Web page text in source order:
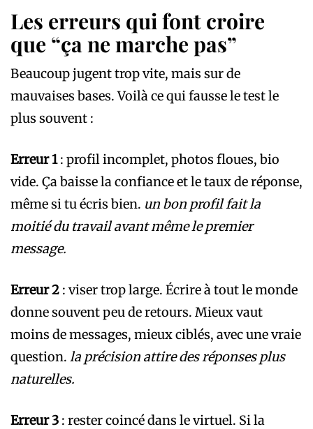
Les erreurs qui font croire
que “ça ne marche pas”
Beaucoup jugent trop vite, mais sur de
mauvaises bases. Voilà ce qui fausse le test le
plus souvent :
Erreur 1: profil incomplet, photos floues, bio
vide. Ça baisse la confiance et le taux de réponse,
même si tu écris bien. un bon profil fait la
moitié du travail avant même le premier
message.
Erreur 2 : viser trop large. Écrire à tout le monde
donne souvent peu de retours. Mieux vaut
moins de messages, mieux ciblés, avec une vraie
question. la précision attire des réponses plus
naturelles.
Erreur 3 : rester coincé dans le virtuel. Si la